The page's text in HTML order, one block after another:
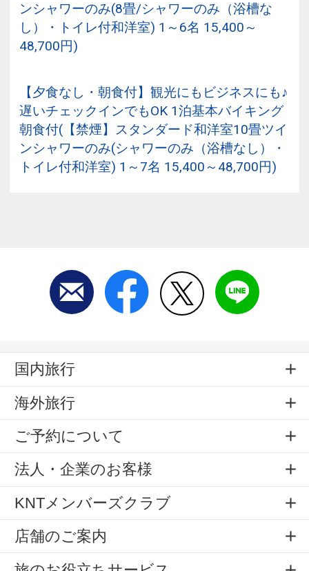
ンシャワーのみ(8畳/シャワーのみ（浴槽な
し）・トイレ付和洋室) 1～6名 15,400～
48,700円)
【夕食なし・朝食付】観光にもビジネスにも♪
遅いチェックインでもOK 1泊基本バイキング
朝食付(【禁煙】スタンダード和洋室10畳ツイ
ンシャワーのみ(シャワーのみ（浴槽なし）・
トイレ付和洋室) 1～7名 15,400～48,700円)
国内旅行
海外旅行
ご予約について
法人・企業のお客様
KNTメンバーズクラブ
店舗のご案内